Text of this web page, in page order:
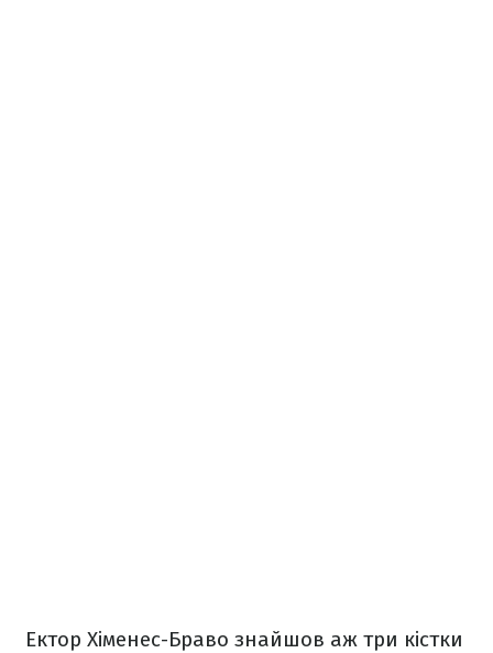
Ектор Хіменес-Браво знайшов аж три кістки